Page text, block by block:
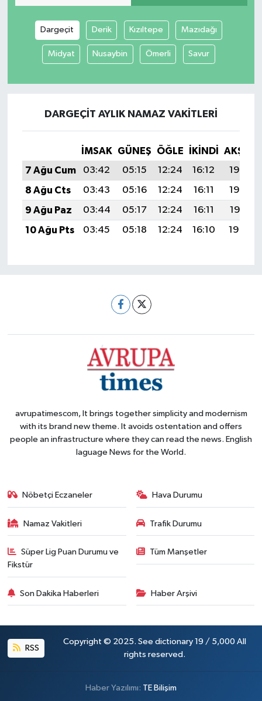
Dargeçit Derik Kızıltepe Mazıdağı
Midyat Nusaybin Ömerli Savur
DARGEÇIT AYLIK NAMAZ VAKITLERI
İMSAK GÜNEŞ ÖĞLE İKINDI
AKŞAM
7 Ağu Cum
03:42 05:15 12:24 16:12
19:23
8 Ağu Cts
03:43 05:16 12:24 16:11
19:22
9 Ağu Paz
03:44 05:17 12:24 16:11
19:21
10 Ağu Pts
03:45 05:18 12:24 16:10 19:20
avrupatimescom, It brings together simplicity and modernism
with its brand new theme. It avoids ostentation and offers
people an infrastructure where they can read the news. English
laguage News for the World.
Nöbetçi Eczaneler Hava Durumu
Namaz Vakitleri Trafik Durumu
Süper Lig Puan Durumu ve
Fikstür
Tüm Manşetler
Son Dakika Haberleri Haber Arşivi
RSS
Copyright © 2025. See dictionary 19 / 5,000 All
rights reserved.
Haber Yazılımı: TE Bilişim